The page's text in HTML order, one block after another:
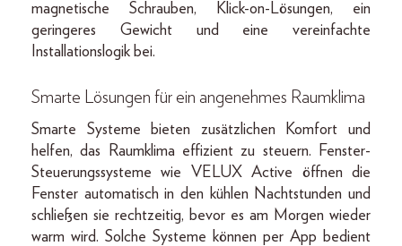
magnetische Schrauben, Klick-on-Lösungen, ein
geringeres Gewicht und eine vereinfachte
Installationslogik bei.
Smarte Lösungen für ein angenehmes Raumklima
Smarte Systeme bieten zusätzlichen Komfort und
helfen, das Raumklima effizient zu steuern. Fenster-
Steuerungssysteme wie VELUX Active öffnen die
Fenster automatisch in den kühlen Nachtstunden und
schließen sie rechtzeitig, bevor es am Morgen wieder
warm wird. Solche Systeme können per App bedient